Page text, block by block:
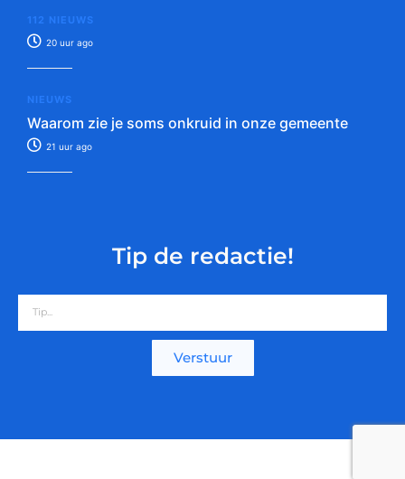
112 NIEUWS
20 uur ago
NIEUWS
Waarom zie je soms onkruid in onze gemeente
21 uur ago
Tip de redactie!
Verstuur